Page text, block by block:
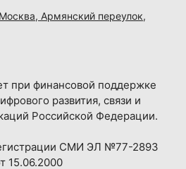
Армянский переулок,
при финансовой поддержке
развития, связи и
Российской Федерации.
СМИ ЭЛ №77-2893
15.06.2000